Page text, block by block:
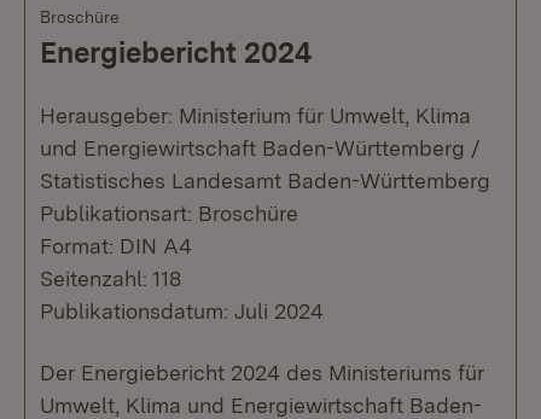
Broschüre
Energiebericht 2024
Herausgeber: Ministerium für Umwelt, Klima
und Energiewirtschaft Baden-Württemberg /
Statistisches Landesamt Baden-Württemberg
Publikationsart: Broschüre
Format: DIN A4
Seitenzahl: 118
Publikationsdatum: Juli 2024
Der Energiebericht 2024 des Ministeriums für
Umwelt, Klima und Energiewirtschaft Baden-